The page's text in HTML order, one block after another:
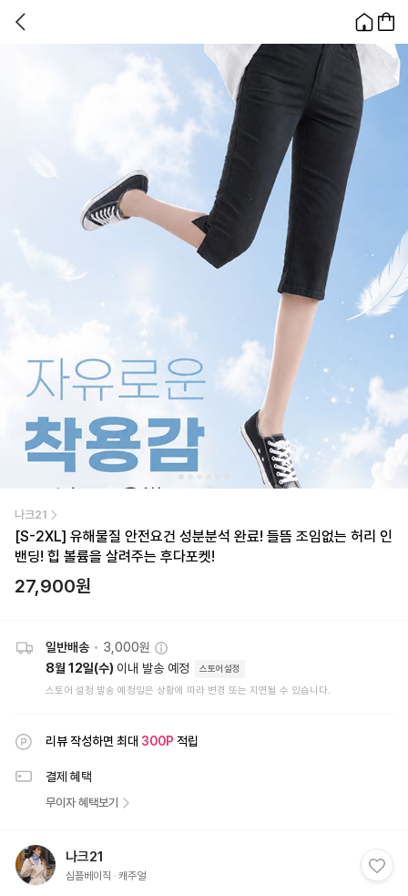
나크21
[S-2XL] 유해물질 안전요건 성분분석 완료! 들뜸 조임없는 허리 인
밴딩! 힙 볼륨을 살려주는 후다포켓!
27,900원
일반배송 • 3,000원
8월 12일(수) 이내 발송 예정 스토어설정
스토어 설정 발송 예정일은 상황에 따라 변경 또는 지연될 수 있습니다.
리뷰 작성하면 최대 300P 적립
결제 혜택
무이자 혜택보기
나크21
심플베이직 캐주얼